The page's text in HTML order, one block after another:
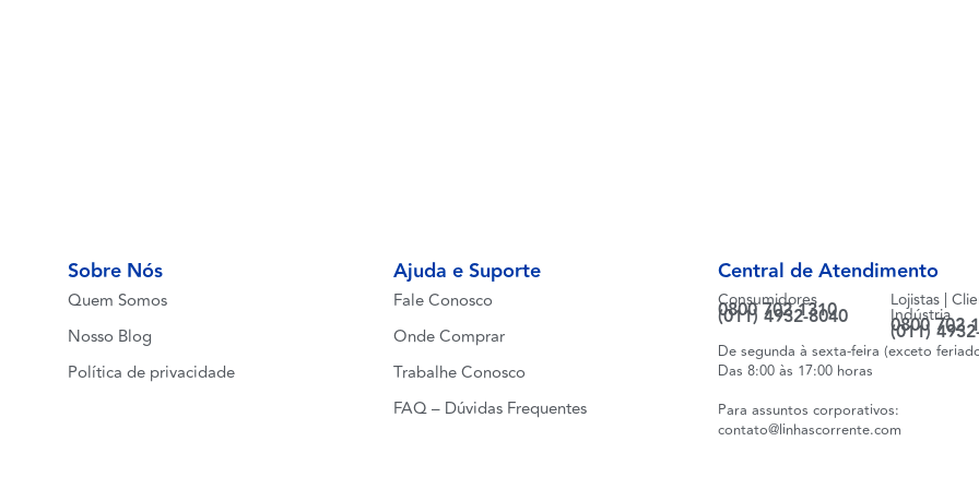
Sobre Nós
Quem Somos
Nosso Blog
Política de privacidade
Ajuda e Suporte
Fale Conosco
Onde Comprar
Trabalhe Conosco
FAQ – Dúvidas Frequentes
Central de Atendimento
Consumidores
0800 702 1310
(011) 4932-8040
Lojistas |
Indústria
0800 702
(011)
De segunda à sexta-feira (exceto
Das 8:00 às 17:00 horas
Para assuntos corporativos:
contato@linhascorrente.com